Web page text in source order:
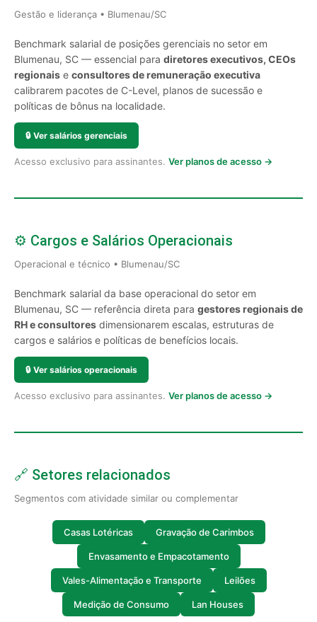
Gestão e liderança • Blumenau/SC
Benchmark salarial de posições gerenciais no setor em
Blumenau, SC — essencial para diretores executivos, CEOs
regionais e consultores de remuneração executiva
calibrarem pacotes de C-Level, planos de sucessão e
políticas de bônus na localidade.
🔒 Ver salários gerenciais
Acesso exclusivo para assinantes. Ver planos de acesso →
⚙️ Cargos e Salários Operacionais
Operacional e técnico • Blumenau/SC
Benchmark salarial da base operacional do setor em
Blumenau, SC — referência direta para gestores regionais de
RH e consultores dimensionarem escalas, estruturas de
cargos e salários e políticas de benefícios locais.
🔒 Ver salários operacionais
Acesso exclusivo para assinantes. Ver planos de acesso →
🔗 Setores relacionados
Segmentos com atividade similar ou complementar
Casas Lotéricas Gravação de Carimbos
Envasamento e Empacotamento
Vales-Alimentação e Transporte Leilões
Medição de Consumo Lan Houses